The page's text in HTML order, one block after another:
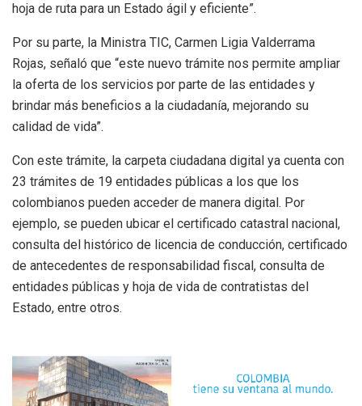
hoja de ruta para un Estado ágil y eficiente”.
Por su parte, la Ministra TIC, Carmen Ligia Valderrama
Rojas, señaló que “este nuevo trámite nos permite ampliar
la oferta de los servicios por parte de las entidades y
brindar más beneficios a la ciudadanía, mejorando su
calidad de vida”.
Con este trámite, la carpeta ciudadana digital ya cuenta con
23 trámites de 19 entidades públicas a los que los
colombianos pueden acceder de manera digital. Por
ejemplo, se pueden ubicar el certificado catastral nacional,
consulta del histórico de licencia de conducción, certificado
de antecedentes de responsabilidad fiscal, consulta de
entidades públicas y hoja de vida de contratistas del
Estado, entre otros.